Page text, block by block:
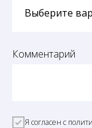
Комментарий
Я согласен с